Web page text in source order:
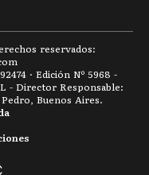
reservados:
· Edición Nº 5968 -
- Director Responsable:
Buenos Aires.